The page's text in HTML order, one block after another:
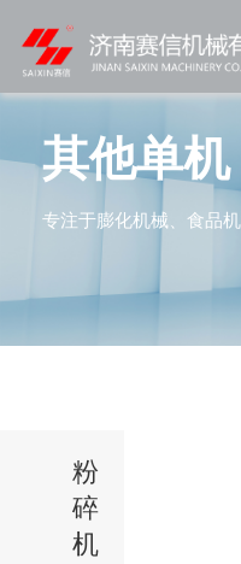
心
案
户
新
其他单机
专注于膨化机械、食品
粉
碎
机